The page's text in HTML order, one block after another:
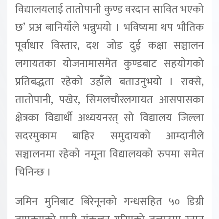
विद्यालयलाई तातोपानी कुण्ड वरदान सावित भएको
छ’ प्रअ बानियाँले भन्नुभयो । भविष्यमा थप भौतिक
पूर्वाधार विस्तार, दश जोड दुई कक्षा सञ्चालन
लगायतका योजनामासमेत कुण्डबाट सहयोगको
प्रतिबद्धता रहेको उहाँले बताउनुभयो । राक्से,
तातोपानी, पखेर, सिमलचौरलगायत आसपासका
क्षेत्रका विद्यार्थी अध्ययनरत् सो विद्यालय जिल्ला
सदरमुकाम बाहिर समुदायको आम्दानीले
सञ्चालनमा रहेको नमूना विद्यालयको रुपमा समेत
चिनिन्छ ।
जमिन मुनिबाट बिरेनूनको गन्धसहित ५० डिग्री